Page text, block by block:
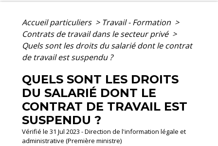
Accueil particuliers > Travail - Formation >
Contrats de travail dans le secteur privé >
Quels sont les droits du salarié dont le contrat
de travail est suspendu ?
QUELS SONT LES DROITS
DU SALARIÉ DONT LE
CONTRAT DE TRAVAIL EST
SUSPENDU ?
Vérifié le 31 Jul 2023 - Direction de l'information légale et
administrative (Première ministre)